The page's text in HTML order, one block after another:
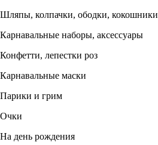
Шляпы, колпачки, ободки, кокошники
Карнавальные наборы, аксессуары
Конфетти, лепестки роз
Карнавальные маски
Парики и грим
Очки
На день рождения